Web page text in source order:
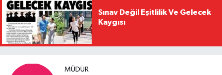
Sınav Değil Eşitlilik Ve Gelecek
Kaygısı
MÜDÜR